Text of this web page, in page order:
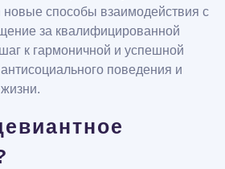
новые способы взаимодействия с
за квалифицированной
к гармоничной и успешной
поведения и